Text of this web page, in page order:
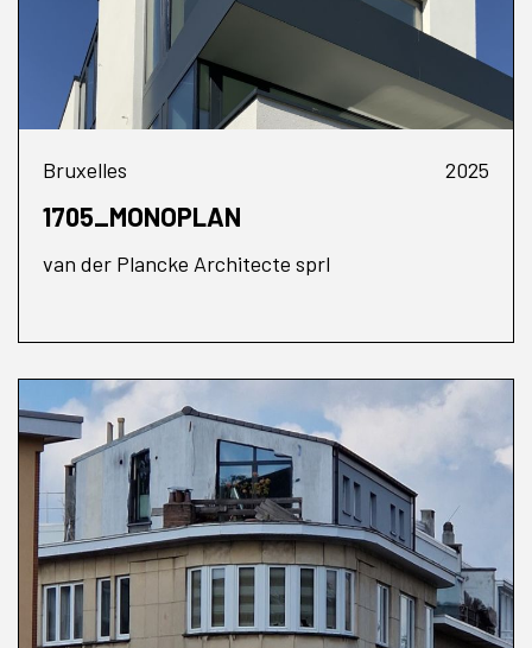
Bruxelles 2025
1705_MONOPLAN
van der Plancke Architecte sprl